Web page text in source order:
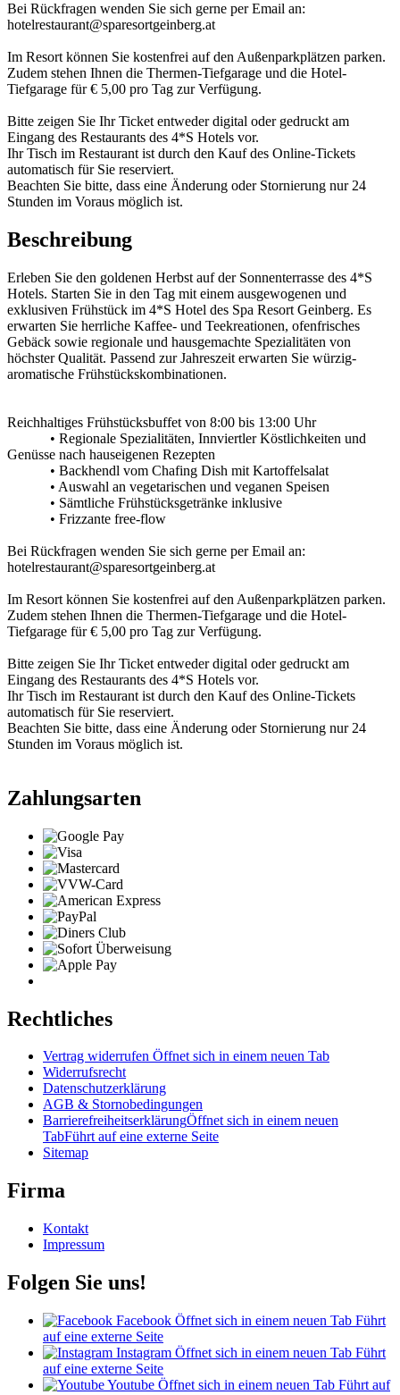
Bei Rückfragen wenden Sie sich gerne per Email an:
hotelrestaurant@sparesortgeinberg.at
Im Resort können Sie kostenfrei auf den Außenparkplätzen parken.
Zudem stehen Ihnen die Thermen-Tiefgarage und die Hotel-
Tiefgarage für € 5,00 pro Tag zur Verfügung.
Bitte zeigen Sie Ihr Ticket entweder digital oder gedruckt am
Eingang des Restaurants des 4*S Hotels vor.
Ihr Tisch im Restaurant ist durch den Kauf des Online-Tickets
automatisch für Sie reserviert.
Beachten Sie bitte, dass eine Änderung oder Stornierung nur 24
Stunden im Voraus möglich ist.
Beschreibung
Erleben Sie den goldenen Herbst auf der Sonnenterrasse des 4*S
Hotels. Starten Sie in den Tag mit einem ausgewogenen und
exklusiven Frühstück im 4*S Hotel des Spa Resort Geinberg. Es
erwarten Sie herrliche Kaffee- und Teekreationen, ofenfrisches
Gebäck sowie regionale und hausgemachte Spezialitäten von
höchster Qualität. Passend zur Jahreszeit erwarten Sie würzig-
aromatische Frühstückskombinationen.
Reichhaltiges Frühstücksbuffet von 8:00 bis 13:00 Uhr
• Regionale Spezialitäten, Innviertler Köstlichkeiten und
Genüsse nach hauseigenen Rezepten
• Backhendl vom Chafing Dish mit Kartoffelsalat
• Auswahl an vegetarischen und veganen Speisen
• Sämtliche Frühstücksgetränke inklusive
• Frizzante free-flow
Bei Rückfragen wenden Sie sich gerne per Email an:
hotelrestaurant@sparesortgeinberg.at
Im Resort können Sie kostenfrei auf den Außenparkplätzen parken.
Zudem stehen Ihnen die Thermen-Tiefgarage und die Hotel-
Tiefgarage für € 5,00 pro Tag zur Verfügung.
Bitte zeigen Sie Ihr Ticket entweder digital oder gedruckt am
Eingang des Restaurants des 4*S Hotels vor.
Ihr Tisch im Restaurant ist durch den Kauf des Online-Tickets
automatisch für Sie reserviert.
Beachten Sie bitte, dass eine Änderung oder Stornierung nur 24
Stunden im Voraus möglich ist.
Zahlungsarten
Rechtliches
Vertrag widerrufen Öffnet sich in einem neuen Tab
Widerrufsrecht
Datenschutzerklärung
AGB & Stornobedingungen
BarrierefreiheitserklärungÖffnet sich in einem neuen
TabFührt auf eine externe Seite
Sitemap
Firma
Kontakt
Impressum
Folgen Sie uns!
Facebook Öffnet sich in einem neuen Tab Führt
auf eine externe Seite
Instagram Öffnet sich in einem neuen Tab Führt
auf eine externe Seite
Youtube Öffnet sich in einem neuen Tab Führt auf